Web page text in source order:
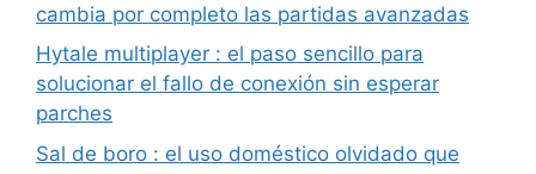
cambia por completo las partidas avanzadas
Hytale multiplayer : el paso sencillo para
solucionar el fallo de conexión sin esperar
parches
Sal de boro : el uso doméstico olvidado que